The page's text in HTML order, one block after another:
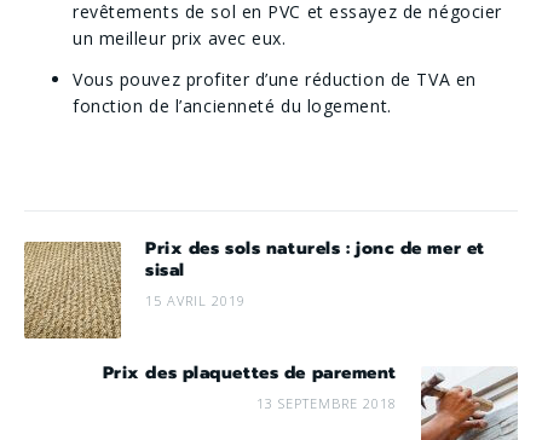
revêtements de sol en PVC et essayez de négocier
un meilleur prix avec eux.
Vous pouvez profiter d’une réduction de TVA en
fonction de l’ancienneté du logement.
Prix des sols naturels : jonc de mer et
sisal
15 AVRIL 2019
Prix des plaquettes de parement
13 SEPTEMBRE 2018